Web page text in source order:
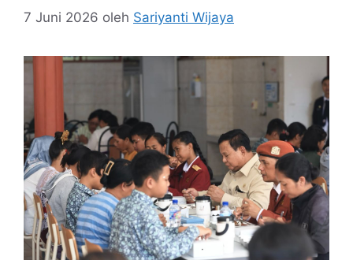
7 Juni 2026 oleh Sariyanti Wijaya